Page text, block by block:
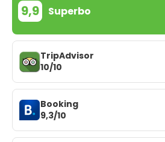
9,9 Superbo
TripAdvisor
10/10
Booking
9,3/10